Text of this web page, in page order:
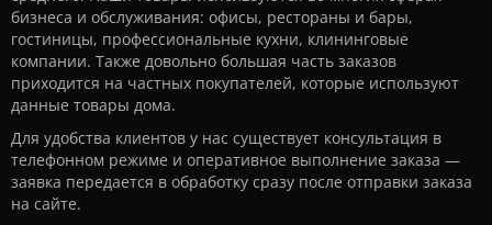
бизнеса и обслуживания: офисы, рестораны и бары,
гостиницы, профессиональные кухни, клининговые
компании. Также довольно большая часть заказов
приходится на частных покупателей, которые используют
данные товары дома.
Для удобства клиентов у нас существует консультация в
телефонном режиме и оперативное выполнение заказа —
заявка передается в обработку сразу после отправки заказа
на сайте.